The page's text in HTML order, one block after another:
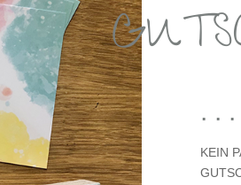
. .
KEIN